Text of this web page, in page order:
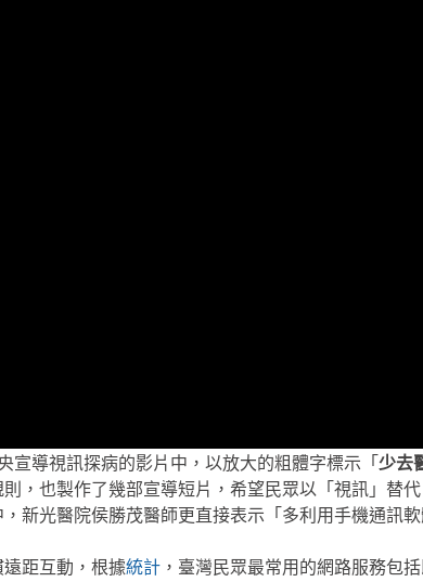
宣導視訊探病的影片中，以放大的粗體字標示「 少去
，也製作了幾部宣導短片，希望民眾以「視訊」替
新光醫院侯勝茂醫師更直接表示「多利用手機通訊
遠距互動，根據統計 ，臺灣民眾最常用的網路服務包